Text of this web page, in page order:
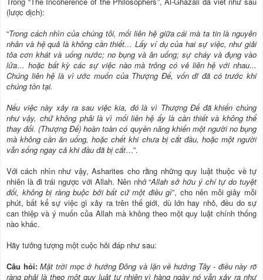
(lược dịch):
“Trong cách nhìn của chúng tôi, mối liên hệ giữa cái mà ta tin là nguyên
nhân và hệ quả là không cần thiết… Lấy ví dụ của hai sự việc, như giải
tỏa cơn khát và uống nước; no bụng và ăn uống; sự cháy và đụng vào
lửa… hoặc bất kỳ các sự việc nào mà trông có vẻ liên hệ với nhau...
Chúng liên hệ là vì ước muốn của Thượng Đế, vốn dĩ đã có trước khi
chúng tồn tại.
Nếu việc này xảy ra sau việc kia, đó là vì Thượng Đế đã khiến chúng
như vậy, chứ không phải là vì mối liên hệ ấy là cần thiết và không thể
thay đổi. (Thượng Đế) hoàn toàn có quyền năng khiến một người no bụng
mà không cần ăn uống, hoặc chết khi chưa bị cắt đầu, hoặc một người
vẫn sống ngay cả khi đầu đã bị cắt…”.
Với cách nhìn như vậy, Asharites cho rằng những quy luật thuộc về tự
nhiên là đi trái ngược với Allah. Nên nhớ “Allah sở hữu ý chí tự do tuyệt
đối, không bị ràng buộc bởi bất cứ một điều gì”, cho nên mỗi giây mỗi
phút, bất kể sự việc gì xảy ra trên thế giới, dù lớn hay nhỏ, đều do sự
can thiệp và ý muốn của Allah mà không theo một quy luật chính thống
nào khác.
Hãy tưởng tượng một cuộc hỏi đáp như sau:
Câu hỏi: Mặt trời mọc ở hướng Đông và lặn về hướng Tây - điều này rõ
ràng phải là theo một quy luật tự nhiên vì hàng ngày nó vẫn xảy ra như